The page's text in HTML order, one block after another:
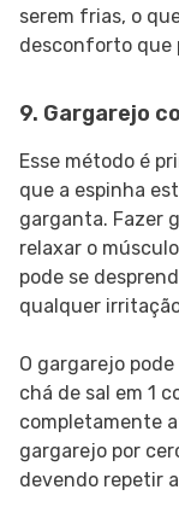
serem frias, o
desconforto que
9. Gargarejo
Esse método é
que a espinha
garganta. Fazer
relaxar o
pode se
qualquer
O gargarejo
chá de sal em 1
completamente
gargarejo por
devendo repetir